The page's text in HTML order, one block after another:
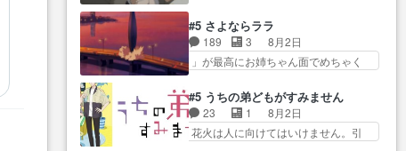
味ダダ漏れで好き… 期末試験が
始まろうとしておりスピカは対
策… 能力鑑定胸像タリスマン氏
容姿も評価してし…
微… サラとは会ってほしいちゃ
んとした別れ方し… サラは未練0
だと言っていたけど人の気持
モヤする別れ方だ… 役で出演さ
せていただきました！よろしく
お… 毎クールメインヒロインを
好きになっちゃう…
減らない(^_^;サ… 葵ちゃん可愛
すぎるな楠木ともりちゃんの
ね… デフォルメされた表情が特
に多かったのが印… 葵＆茜の回
ひ… 互いが互いのことを想って
いるのにすれ違っ… 第５話をｄ
アニメストアで視聴しました。
#5 さよならララ
189 3
8月2日
」が最高にお姉ちゃん面でめちゃく
ラスの弁償は求められた… 逡巡
を振り切ってみんなに謝ったララの
思い… 仕事に馴染めない辺り観
ていて苦しいところ… ララちゃ
#5 うちの弟どもがすみません
23 1
8月2日
花火は人に向けてはいけません。引